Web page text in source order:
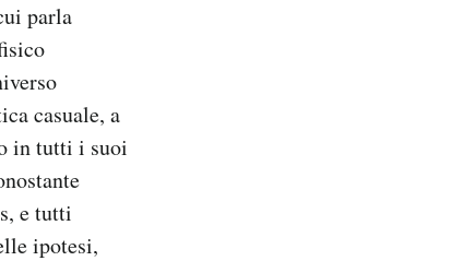
parla
casuale, a
in tutti i suoi
e tutti
ipotesi,